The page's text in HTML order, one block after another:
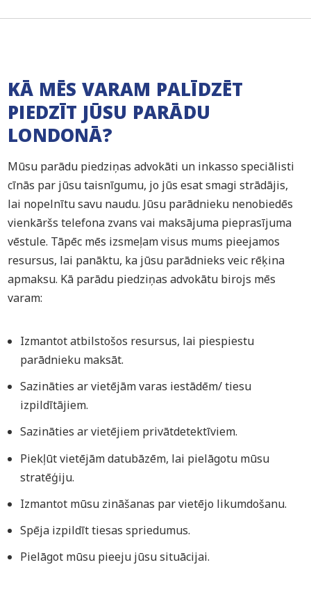
KĀ MĒS VARAM PALĪDZĒT
PIEDZĪT JŪSU PARĀDU
LONDONĀ?
Mūsu parādu piedziņas advokāti un inkasso speciālisti
cīnās par jūsu taisnīgumu, jo jūs esat smagi strādājis,
lai nopelnītu savu naudu. Jūsu parādnieku nenobiedēs
vienkāršs telefona zvans vai maksājuma pieprasījuma
vēstule. Tāpēc mēs izsmeļam visus mums pieejamos
resursus, lai panāktu, ka jūsu parādnieks veic rēķina
apmaksu. Kā parādu piedziņas advokātu birojs mēs
varam:
Izmantot atbilstošos resursus, lai piespiestu
parādnieku maksāt.
Sazināties ar vietējām varas iestādēm/ tiesu
izpildītājiem.
Sazināties ar vietējiem privātdetektīviem.
Piekļūt vietējām datubāzēm, lai pielāgotu mūsu
stratēģiju.
Izmantot mūsu zināšanas par vietējo likumdošanu.
Spēja izpildīt tiesas spriedumus.
Pielāgot mūsu pieeju jūsu situācijai.